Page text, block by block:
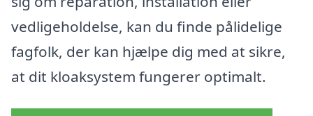
vedligeholdelse, kan du finde pålidelige
fagfolk, der kan hjælpe dig med at sikre,
at dit kloaksystem fungerer optimalt.